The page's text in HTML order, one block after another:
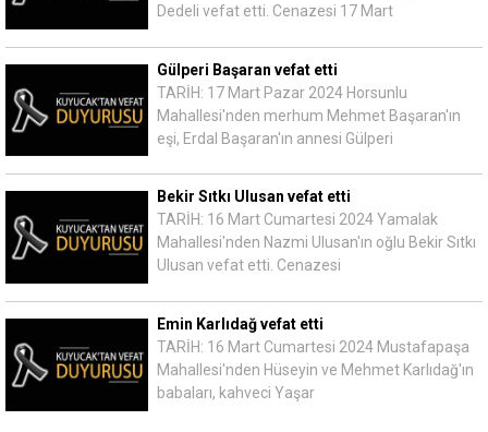
Dedeli vefat etti. Cenazesi 17 Mart
Gülperi Başaran vefat etti
TARİH: 17 Mart Pazar 2024 Horsunlu
Mahallesi'nden merhum Mehmet Başaran'ın
eşi, Erdal Başaran'ın annesi Gülperi
Bekir Sıtkı Ulusan vefat etti
TARİH: 16 Mart Cumartesi 2024 Yamalak
Mahallesi'nden Nazmi Ulusan'ın oğlu Bekir Sıtkı
Ulusan vefat etti. Cenazesi
Emin Karlıdağ vefat etti
TARİH: 16 Mart Cumartesi 2024 Mustafapaşa
Mahallesi'nden Hüseyin ve Mehmet Karlıdağ'ın
babaları, kahveci Yaşar